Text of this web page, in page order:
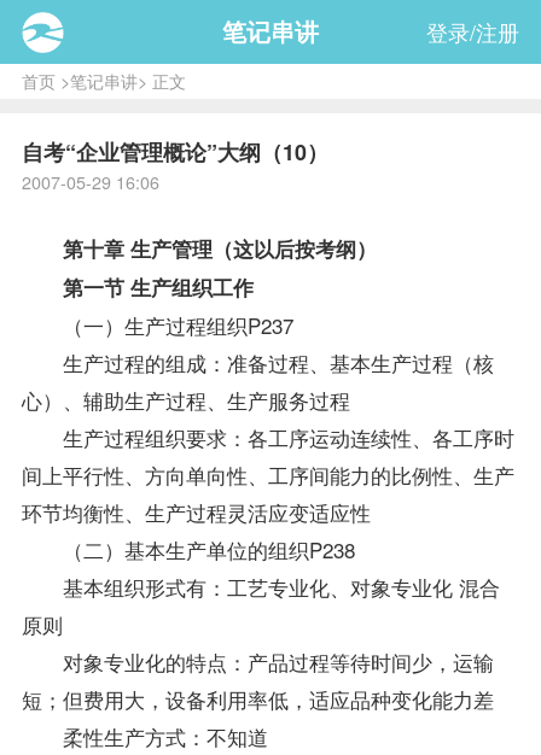
笔记串讲 登录/注册
首页>笔记串讲> 正文
自考“企业管理概论”大纲（10）
2007-05-29 16:06
第十章 生产管理（这以后按考纲）
第一节 生产组织工作
（一）生产过程组织P237
生产过程的组成：准备过程、基本生产过程（核
心）、辅助生产过程、生产服务过程
生产过程组织要求：各工序运动连续性、各工序时
间上平行性、方向单向性、工序间能力的比例性、生产
环节均衡性、生产过程灵活应变适应性
（二）基本生产单位的组织P238
基本组织形式有：工艺专业化、对象专业化 混合
原则
对象专业化的特点：产品过程等待时间少，运输
短；但费用大，设备利用率低，适应品种变化能力差
柔性生产方式：不知道